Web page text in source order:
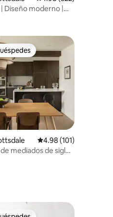
Diseño moderno |
reseñas
preferido
Calificación promedio:
4.98 (101)
mediados de siglo